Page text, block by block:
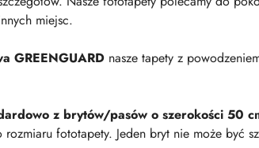
miejsc.
GREENGUARD nasze tapety z
z brytów/pasów o szerokości 50
fototapety. Jeden bryt nie może być